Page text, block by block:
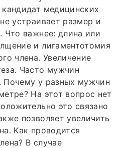
медицинских
устраивает размер и
Что важнее: длина или
и лигаментотомия
члена. Увеличение
Часто мужчин
у разных мужчин
На этот вопрос нет
это связано
позволяет увеличить
Как проводится
В случае